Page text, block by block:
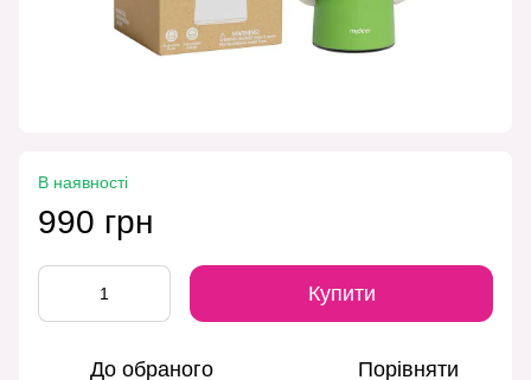
В наявності
990 грн
Купити
До обраного Порівняти